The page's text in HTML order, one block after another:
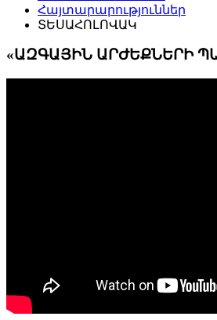
Հայտարարություններ
ՏԵՍԱՀՈԼՈՎԱԿ
«ԱԶԳԱՅԻՆ ԱՐԺԵՔՆԵՐԻ